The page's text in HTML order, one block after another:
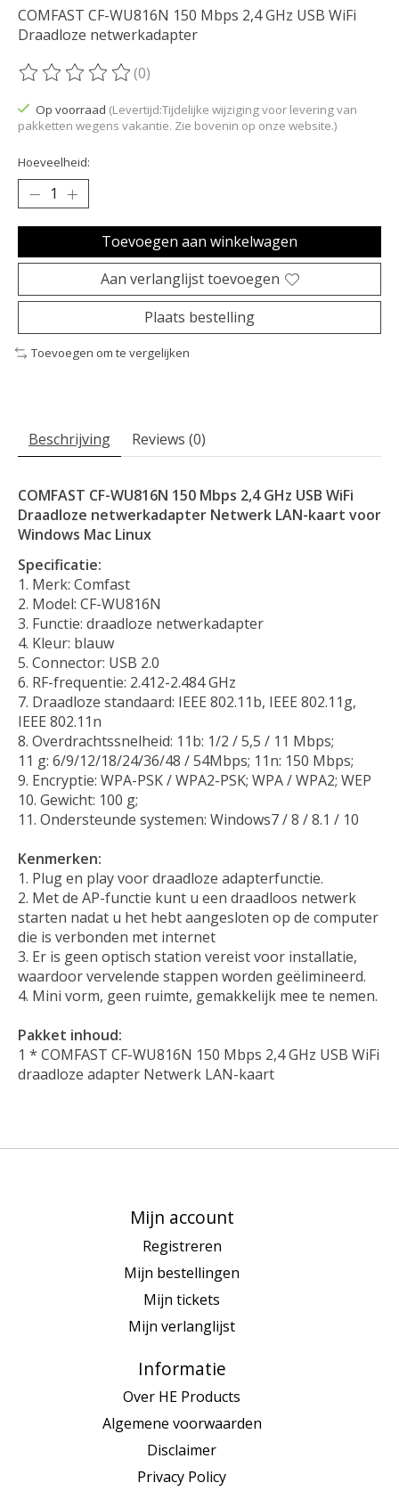
COMFAST CF-WU816N 150 Mbps 2,4 GHz USB WiFi
Draadloze netwerkadapter
De beoordeling van dit product is
(0)
Op voorraad (Levertijd:Tijdelijke wijziging voor levering van
pakketten wegens vakantie. Zie bovenin op onze website.)
Hoeveelheid:
Toevoegen aan winkelwagen
Aan verlanglijst toevoegen
Plaats bestelling
Toevoegen om te vergelijken
Beschrijving Reviews (0)
COMFAST CF-WU816N 150 Mbps 2,4 GHz USB WiFi
Draadloze netwerkadapter Netwerk LAN-kaart voor
Windows Mac Linux
Specificatie:
1. Merk: Comfast
2. Model: CF-WU816N
3. Functie: draadloze netwerkadapter
4. Kleur: blauw
5. Connector: USB 2.0
6. RF-frequentie: 2.412-2.484 GHz
7. Draadloze standaard: IEEE 802.11b, IEEE 802.11g,
IEEE 802.11n
8. Overdrachtssnelheid: 11b: 1/2 / 5,5 / 11 Mbps;
11 g: 6/9/12/18/24/36/48 / 54Mbps; 11n: 150 Mbps;
9. Encryptie: WPA-PSK / WPA2-PSK; WPA / WPA2; WEP
10. Gewicht: 100 g;
11. Ondersteunde systemen: Windows7 / 8 / 8.1 / 10
Kenmerken:
1. Plug en play voor draadloze adapterfunctie.
2. Met de AP-functie kunt u een draadloos netwerk
starten nadat u het hebt aangesloten op de computer
die is verbonden met internet
3. Er is geen optisch station vereist voor installatie,
waardoor vervelende stappen worden geëlimineerd.
4. Mini vorm, geen ruimte, gemakkelijk mee te nemen.
Pakket inhoud:
1 * COMFAST CF-WU816N 150 Mbps 2,4 GHz USB WiFi
draadloze adapter Netwerk LAN-kaart
Mijn account
Registreren
Mijn bestellingen
Mijn tickets
Mijn verlanglijst
Informatie
Over HE Products
Algemene voorwaarden
Disclaimer
Privacy Policy